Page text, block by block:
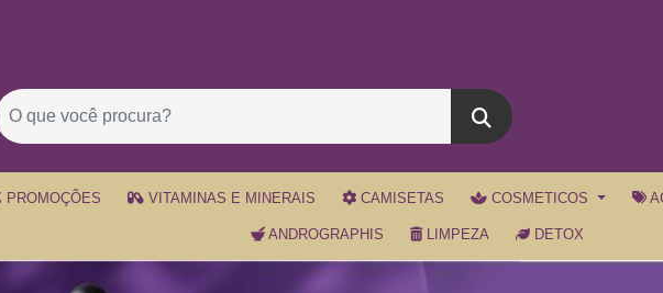
PROMOÇÕES VITAMINAS E MINERAIS CAMISETAS COSMETICOS
ANDROGRAPHIS LIMPEZA DETOX